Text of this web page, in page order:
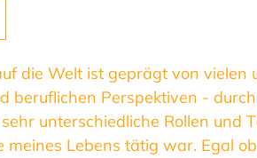
die Welt ist geprägt von vielen
beruflichen Perspektiven -
unterschiedliche Rollen und
meines Lebens tätig war. Egal